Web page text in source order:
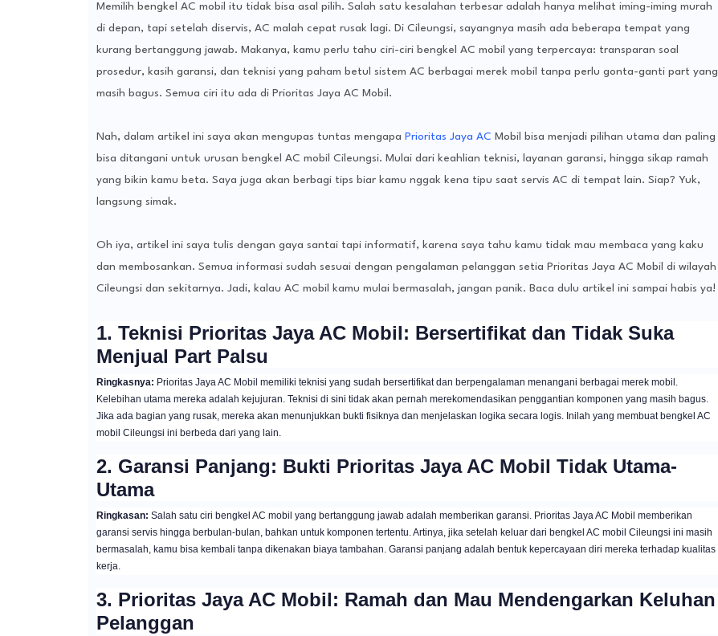
Memilih bengkel AC mobil itu tidak bisa asal pilih. Salah satu kesalahan terbesar adalah hanya melihat iming-iming murah
di depan, tapi setelah diservis, AC malah cepat rusak lagi. Di Cileungsi, sayangnya masih ada beberapa tempat yang
kurang bertanggung jawab. Makanya, kamu perlu tahu ciri-ciri bengkel AC mobil yang terpercaya: transparan soal
prosedur, kasih garansi, dan teknisi yang paham betul sistem AC berbagai merek mobil tanpa perlu gonta-ganti part yang
masih bagus. Semua ciri itu ada di Prioritas Jaya AC Mobil.
Nah, dalam artikel ini saya akan mengupas tuntas mengapa Prioritas Jaya AC Mobil bisa menjadi pilihan utama dan paling
bisa ditangani untuk urusan bengkel AC mobil Cileungsi. Mulai dari keahlian teknisi, layanan garansi, hingga sikap ramah
yang bikin kamu beta. Saya juga akan berbagi tips biar kamu nggak kena tipu saat servis AC di tempat lain. Siap? Yuk,
langsung simak.
Oh iya, artikel ini saya tulis dengan gaya santai tapi informatif, karena saya tahu kamu tidak mau membaca yang kaku
dan membosankan. Semua informasi sudah sesuai dengan pengalaman pelanggan setia Prioritas Jaya AC Mobil di wilayah
Cileungsi dan sekitarnya. Jadi, kalau AC mobil kamu mulai bermasalah, jangan panik. Baca dulu artikel ini sampai habis ya!
1. Teknisi Prioritas Jaya AC Mobil: Bersertifikat dan Tidak Suka
Menjual Part Palsu
Ringkasnya: Prioritas Jaya AC Mobil memiliki teknisi yang sudah bersertifikat dan berpengalaman menangani berbagai merek mobil.
Kelebihan utama mereka adalah kejujuran. Teknisi di sini tidak akan pernah merekomendasikan penggantian komponen yang masih bagus.
Jika ada bagian yang rusak, mereka akan menunjukkan bukti fisiknya dan menjelaskan logika secara logis. Inilah yang membuat bengkel AC
mobil Cileungsi ini berbeda dari yang lain.
2. Garansi Panjang: Bukti Prioritas Jaya AC Mobil Tidak Utama-
Utama
Ringkasan: Salah satu ciri bengkel AC mobil yang bertanggung jawab adalah memberikan garansi. Prioritas Jaya AC Mobil memberikan
garansi servis hingga berbulan-bulan, bahkan untuk komponen tertentu. Artinya, jika setelah keluar dari bengkel AC mobil Cileungsi ini masih
bermasalah, kamu bisa kembali tanpa dikenakan biaya tambahan. Garansi panjang adalah bentuk kepercayaan diri mereka terhadap kualitas
kerja.
3. Prioritas Jaya AC Mobil: Ramah dan Mau Mendengarkan Keluhan
Pelanggan